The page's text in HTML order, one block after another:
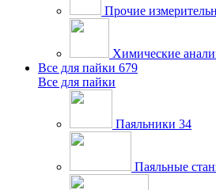
Прочие
Химические
Все для пайки 679
Все для пайки
Паяльники 34
Паяльные